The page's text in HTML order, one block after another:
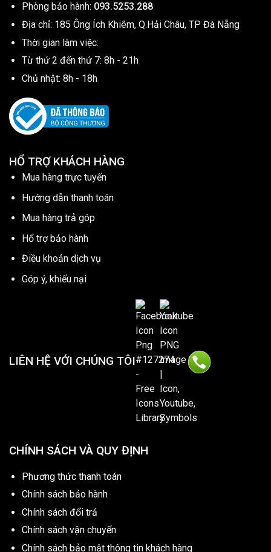
Phòng bảo hành: 093.5253.288
Địa chỉ: 185 Ông Ích Khiêm, Q.Hải Châu, TP Đà Nẵng
Thời gian làm việc:
Từ thứ 2 đến thứ 7: 8h - 21h
Chủ nhật: 8h - 18h
HỔ TRỢ KHÁCH HÀNG
Mua hàng trực tuyến
Hướng dẫn thanh toán
Mua hàng trả góp
Hổ trợ bảo hành
Điều khoản dịch vụ
Góp ý, khiếu nại
LIÊN HỆ VỚI CHÚNG TÔI
CHÍNH SÁCH VÀ QUY ĐỊNH
Phương thức thanh toán
Chính sách bảo hành
Chính sách đổi trả
Chính sách vận chuyển
Chính sách bảo mật thông tin khách hàng